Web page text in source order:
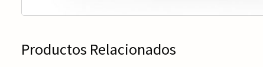
Productos Relacionados